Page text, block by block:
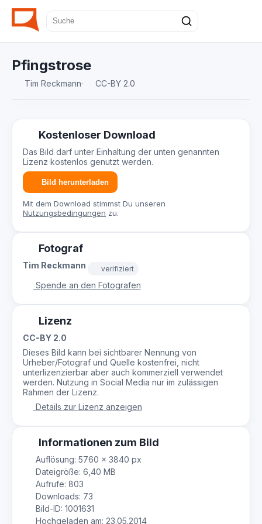
Pfingstrose
Tim Reckmann· CC-BY 2.0
Kostenloser Download
Das Bild darf unter Einhaltung der unten genannten
Lizenz kostenlos genutzt werden.
Bild herunterladen
Mit dem Download stimmst Du unseren
Nutzungsbedingungen zu.
Fotograf
Tim Reckmann verifiziert
Spende an den Fotografen
Lizenz
CC-BY 2.0
Dieses Bild kann bei sichtbarer Nennung von
Urheber/Fotograf und Quelle kostenfrei, nicht
unterlizenzierbar aber auch kommerziell verwendet
werden. Nutzung in Social Media nur im zulässigen
Rahmen der Lizenz.
Details zur Lizenz anzeigen
Informationen zum Bild
Auflösung: 5760 × 3840 px
Dateigröße: 6,40 MB
Aufrufe: 803
Downloads: 73
Bild-ID: 1001631
Hochgeladen am: 23.05.2014